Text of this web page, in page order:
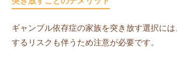
ギャンブル依存症の家族を突き放す選択に
するリスクも伴うため注意が必要です。